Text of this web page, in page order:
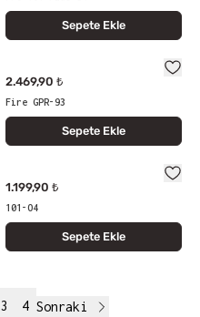
Sepete Ekle
2.469,90 ₺
Fire GPR-93
Sepete Ekle
1.199,90 ₺
101-O4
Sepete Ekle
3 4 Sonraki